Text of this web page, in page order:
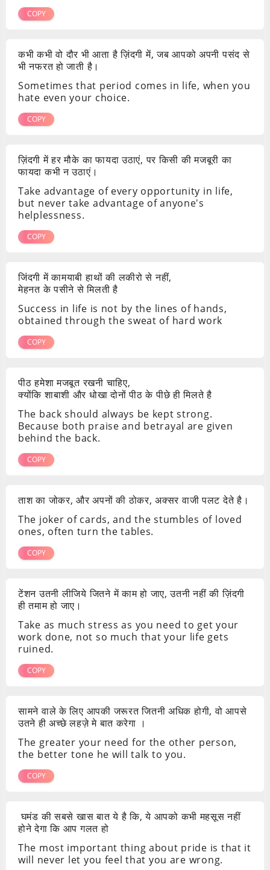
COPY
कभी कभी वो दौर भी आता है ज़िंदगी में, जब आपको अपनी पसंद से
भी नफरत हो जाती है।
Sometimes that period comes in life, when you
hate even your choice.
COPY
ज़िंदगी में हर मौके का फायदा उठाएं, पर किसी की मजबूरी का
फायदा कभी न उठाएं।
Take advantage of every opportunity in life,
but never take advantage of anyone's
helplessness.
COPY
जिंदगी में कामयाबी हाथों की लकीरो से नहीं,
मेहनत के पसीने से मिलती है
Success in life is not by the lines of hands,
obtained through the sweat of hard work
COPY
पीठ हमेशा मजबूत रखनी चाहिए,
क्योंकि शाबाशी और धोखा दोनों पीठ के पीछे ही मिलते है
The back should always be kept strong.
Because both praise and betrayal are given
behind the back.
COPY
ताश का जोकर, और अपनों की ठोकर, अक्सर वाजी पलट देते है।
The joker of cards, and the stumbles of loved
ones, often turn the tables.
COPY
टेंशन उतनी लीजिये जितने में काम हो जाए, उतनी नहीं की ज़िंदगी
ही तमाम हो जाए।
Take as much stress as you need to get your
work done, not so much that your life gets
ruined.
COPY
सामने वाले के लिए आपकी जरूरत जितनी अधिक होगी, वो आपसे
उतने ही अच्छे लहज़े मे बात करेगा ।
The greater your need for the other person,
the better tone he will talk to you.
COPY
घमंड की सबसे खास बात ये है कि, ये आपको कभी महसूस नहीं
होने देगा कि आप गलत हो
The most important thing about pride is that it
will never let you feel that you are wrong.